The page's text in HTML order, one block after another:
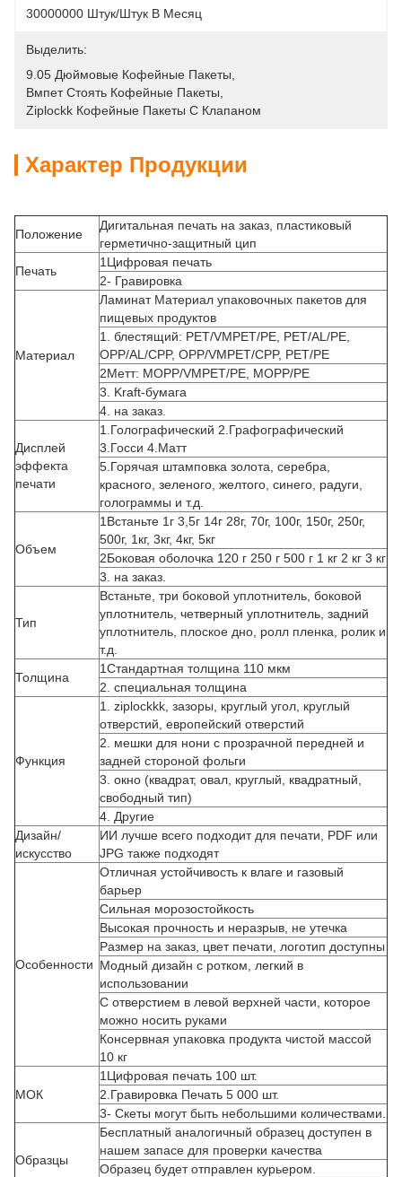
30000000 Штук/штук В Месяц
Выделить:
9.05 Дюймовые Кофейные Пакеты
Вмпет Стоять Кофейные Пакеты
Ziplockk Кофейные Пакеты С Клапаном
Характер Продукции
Положение
Дигитальная печать на заказ, пластиковый
герметично-защитный цип
Печать
1Цифровая печать
2- Гравировка
Материал
Ламинат Материал упаковочных пакетов для
пищевых продуктов
1. блестящий: PET/VMPET/PE, PET/AL/PE,
OPP/AL/CPP, OPP/VMPET/CPP, PET/PE
2Метт: MOPP/VMPET/PE, MOPP/PE
3. Kraft-бумага
4. на заказ.
Дисплей
эффекта
печати
1.Голографический 2.Графографический
3.Госси 4.Матт
5.Горячая штамповка золота, серебра,
красного, зеленого, желтого, синего, радуги,
голограммы и т.д.
Объем
1Встаньте 1г 3,5г 14г 28г, 70г, 100г, 150г, 250г,
500г, 1кг, 3кг, 4кг, 5кг
2Боковая оболочка 120 г 250 г 500 г 1 кг 2 кг 3 кг
3. на заказ.
Тип
Встаньте, три боковой уплотнитель, боковой
уплотнитель, четверный уплотнитель, задний
уплотнитель, плоское дно, ролл пленка, ролик и
т.д.
Толщина
1Стандартная толщина 110 мкм
2. специальная толщина
Функция
1. ziplockkk, зазоры, круглый угол, круглый
отверстий, европейский отверстий
2. мешки для нони с прозрачной передней и
задней стороной фольги
3. окно (квадрат, овал, круглый, квадратный,
свободный тип)
4. Другие
Дизайн/
искусство
ИИ лучше всего подходит для печати, PDF или
JPG также подходят
Особенности
Отличная устойчивость к влаге и газовый
барьер
Сильная морозостойкость
Высокая прочность и неразрыв, не утечка
Размер на заказ, цвет печати, логотип доступны
Модный дизайн с ротком, легкий в
использовании
С отверстием в левой верхней части, которое
можно носить руками
Консервная упаковка продукта чистой массой
10 кг
МОК
1Цифровая печать 100 шт.
2.Гравировка Печать 5 000 шт.
3- Скеты могут быть небольшими количествами.
Образцы
Бесплатный аналогичный образец доступен в
нашем запасе для проверки качества
Образец будет отправлен курьером.